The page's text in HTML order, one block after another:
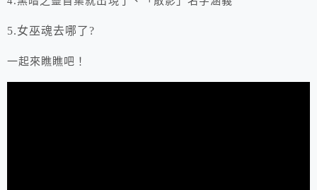
5.女巫魂去哪了?
一起來瞧瞧吧！